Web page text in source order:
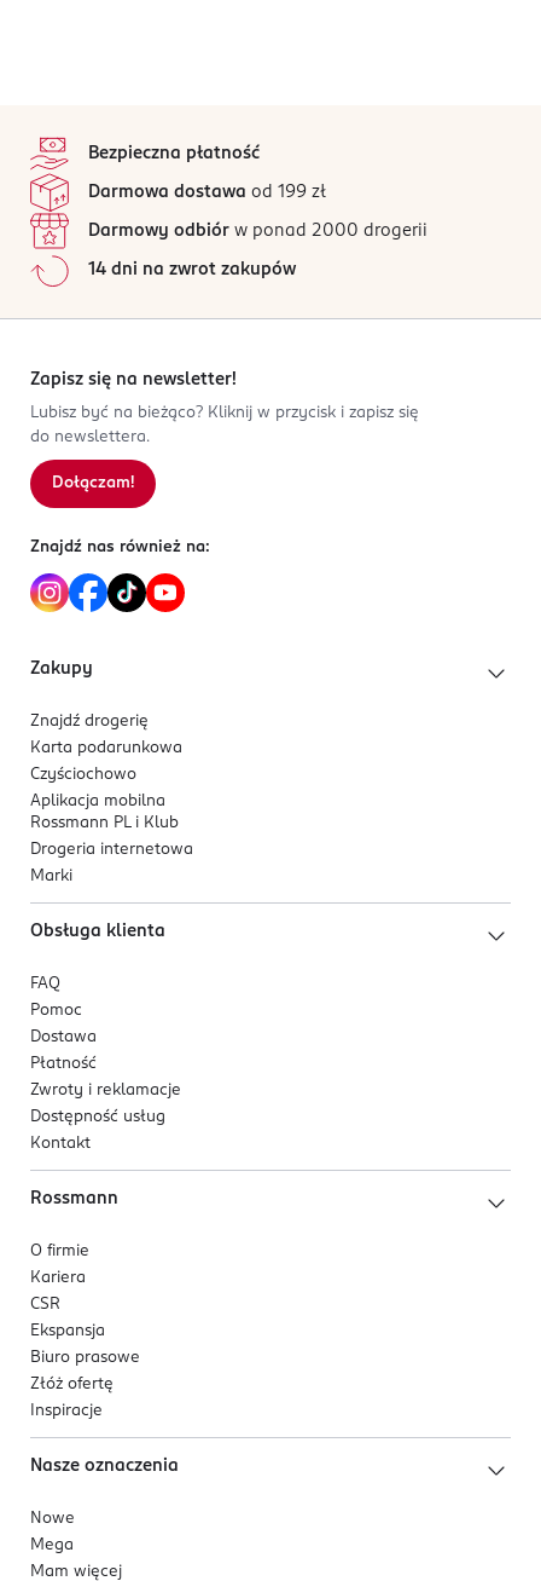
Bezpieczna płatność
Darmowa dostawa od 199 zł
Darmowy odbiór w ponad 2000 drogerii
14 dni na zwrot zakupów
Zapisz się na newsletter!
Lubisz być na bieżąco? Kliknij w przycisk i zapisz się
do newslettera.
Dołączam!
Znajdź nas również na:
Zakupy
Znajdź drogerię
Karta podarunkowa
Czyściochowo
Aplikacja mobilna
Rossmann PL i Klub
Drogeria internetowa
Marki
Obsługa klienta
FAQ
Pomoc
Dostawa
Płatność
Zwroty i reklamacje
Dostępność usług
Kontakt
Rossmann
O firmie
Kariera
CSR
Ekspansja
Biuro prasowe
Złóż ofertę
Inspiracje
Nasze oznaczenia
Nowe
Mega
Mam więcej